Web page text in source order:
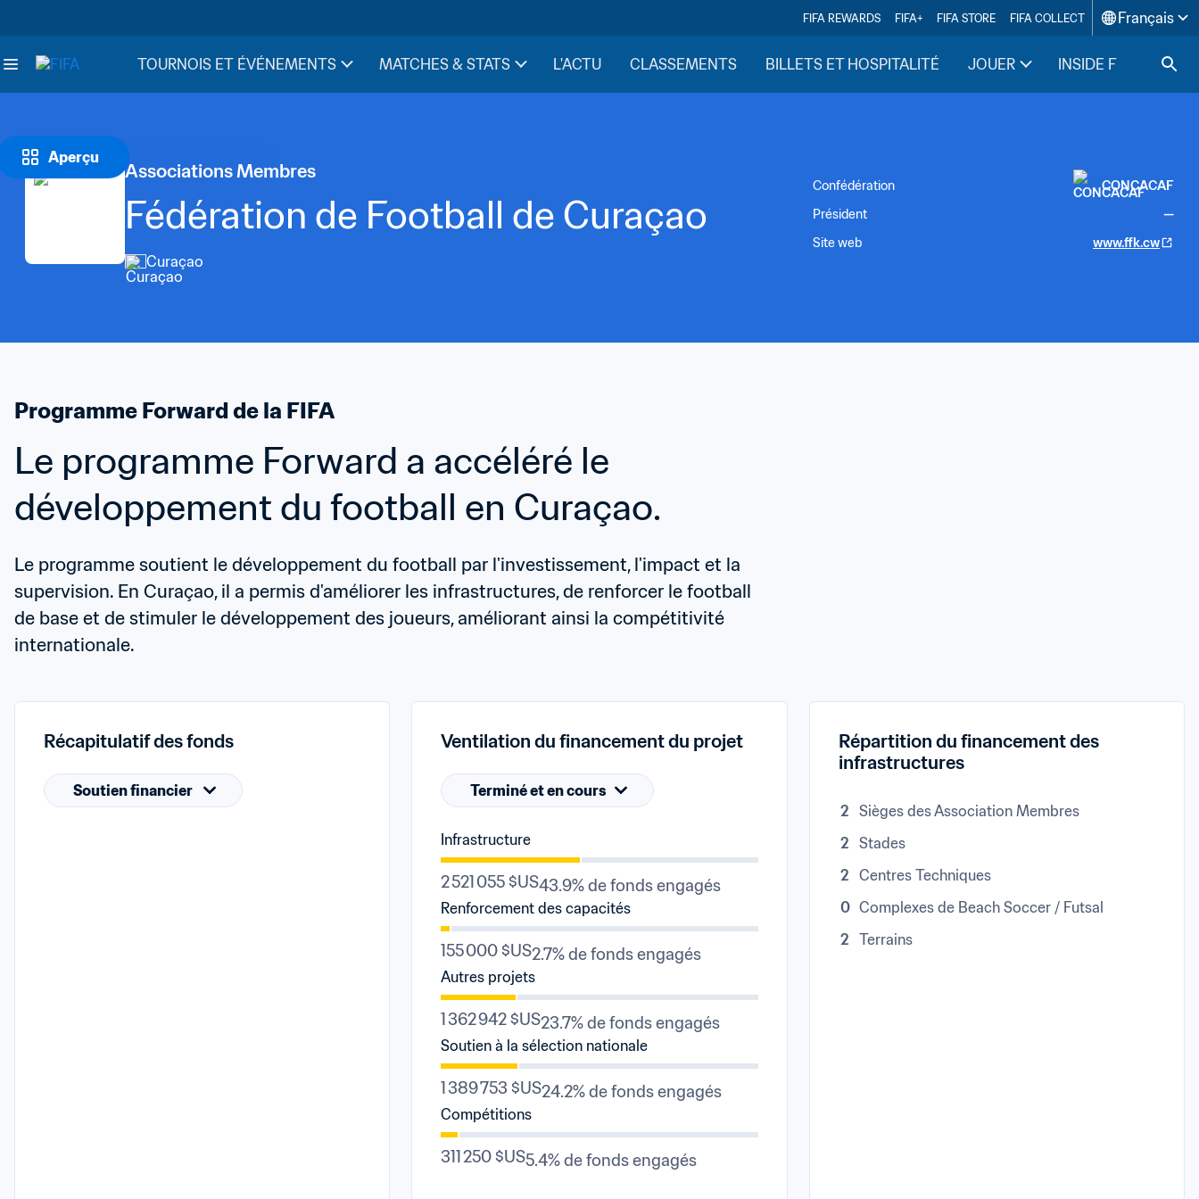
FIFA REWARDS FIFA+ FIFA STORE FIFA COLLECT Français
TOURNOIS ET ÉVÉNEMENTS MATCHES & STATS L'ACTU CLASSEMENTS BILLETS ET HOSPITALITÉ JOUER INSIDE FIFA
Aperçu
Associations Membres
Fédération de Football de Curaçao
Curaçao
Confédération
CONCACAF
Président
—
Site web
www.ffk.cw
Programme Forward de la FIFA
Le programme Forward a accéléré le
développement du football en Curaçao.
Le programme soutient le développement du football par l'investissement, l'impact et la
supervision. En Curaçao, il a permis d'améliorer les infrastructures, de renforcer le football
de base et de stimuler le développement des joueurs, améliorant ainsi la compétitivité
internationale.
Récapitulatif des fonds
Soutien financier
Ventilation du financement du projet
Terminé et en cours
Infrastructure
2 521 055 $US43.9% de fonds engagés
Renforcement des capacités
155 000 $US2.7% de fonds engagés
Autres projets
1 362 942 $US23.7% de fonds engagés
Soutien à la sélection nationale
1 389 753 $US24.2% de fonds engagés
Compétitions
311 250 $US5.4% de fonds engagés
Répartition du financement des
infrastructures
2 Sièges des Association Membres
2 Stades
2 Centres Techniques
0 Complexes de Beach Soccer / Futsal
2 Terrains